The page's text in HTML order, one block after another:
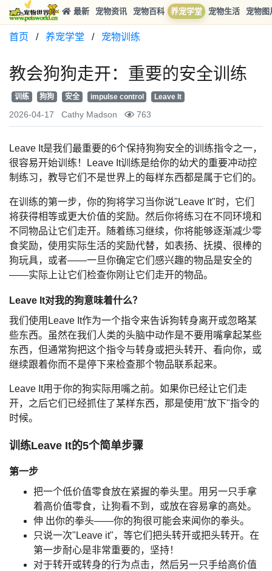
最新 宠物资讯 宠物百科 养宠学堂 宠物生活 宠物图
首页 / 养宠学堂 / 宠物训练
教会狗狗走开：重要的安全训练
训练 狗狗 安全 impulse control Leave It
2026-04-17 Cathy Madson 763
Leave It是我们最重要的6个保持狗狗安全的训练指令之一，
很容易开始训练！Leave It训练是给你的幼犬的重要冲动控
制练习，教导它们不是世界上的每样东西都是属于它们的。
在训练的第一步，你的狗将学习当你说"Leave It"时，它们
将获得相等或更大价值的奖励。然后你将练习在不同环境和
不同物品让它们走开。随着练习继续，你将能够逐渐减少零
食奖励，使用实际生活的奖励代替，如表扬、抚摸、很棒的
狗玩具，或者——一旦你确定它们感兴趣的物品是安全的
——实际上让它们检查你刚让它们走开的物品。
Leave It对我的狗意味着什么？
我们使用Leave It作为一个指令来告诉狗转身离开或忽略某
些东西。虽然在我们人类的头脑中动作是不要用嘴拿起某些
东西，但通常狗把这个指令与转身或把头转开、看向你，或
继续跟着你而不是停下来检查那个物品联系起来。
Leave It用于你的狗实际用嘴之前。如果你已经让它们走
开，之后它们已经抓住了某样东西，那是使用"放下"指令的
时候。
训练Leave It的5个简单步骤
第一步
把一个低价值零食放在紧握的拳头里。用另一只手拿
着高价值零食，让狗看不到，或放在容易拿的高处。
伸 出你的拳头——你的狗很可能会来闻你的拳头。
只说一次"Leave it"，等它们把头转开或把头转开。在
第一步耐心是非常重要的，坚持！
对于转开或转身的行为点击，然后另一只手给高价值